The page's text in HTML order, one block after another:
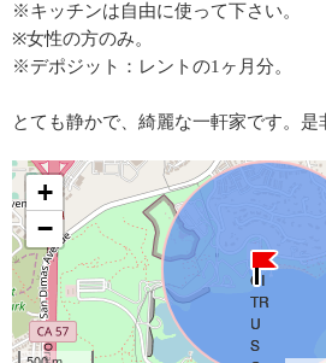
※キッチンは自由に使って下さい。
※女性の方のみ。
※デポジット：レントの1ヶ月分。
とても静かで、綺麗な一軒家です。是
+
−